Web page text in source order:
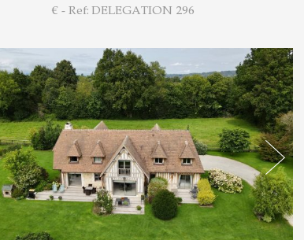
€ - Ref: DELEGATION 296